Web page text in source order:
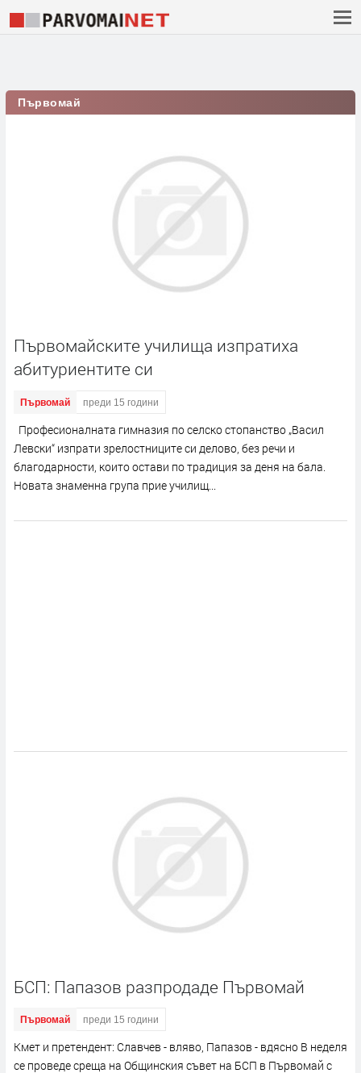
Първомай
Първомайските училища изпратиха
абитуриентите си
Първомай преди 15 години
Професионалната гимназия по селско стопанство „Васил
Левски“ изпрати зрелостниците си делово, без речи и
благодарности, които остави по традиция за деня на бала.
Новата знаменна група прие училищ...
БСП: Папазов разпродаде Първомай
Първомай преди 15 години
Кмет и претендент: Славчев - вляво, Папазов - вдясно В неделя
се проведе среща на Общинския съвет на БСП в Първомай с